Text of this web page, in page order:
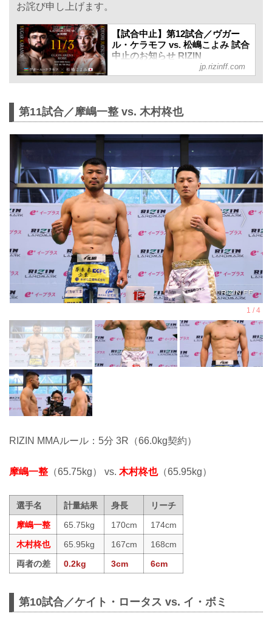
お詫び申し上げます。
【試合中止】第12試合／ヴガー
ル・ケラモフ vs. 松嶋こよみ 試合
中止のお知らせ RIZIN
LANDMARK 12 in KOBE - RIZIN
FIGHTING FEDERATION オフィ
11月3日（月・祝）GLION ARENA
KOBEにて開催されるRIZIN
ヴガール・ケラモフ vs. 松嶋こよみ
は、ケラモフのドクターストップのた
め試合中止となりましたのでお知らせ
いたします。
ケラモフがウィルス性胃腸炎のためド
クターストップ
ヴガール・ケラモフがウィルス性胃腸
炎と診断されドクターストップとなり
ました。よって、ヴガール・ケラモフ
vs. 松嶋こよみの試合は中止となりま
す。
この試合をご期待いただいたファンの
方々には謹ん...
jp.rizinff.com
第11試合／摩嶋一整 vs. 木村柊也
RIZIN MMAルール：5分 3R（66.0kg契約）
摩嶋一整 （65.75kg） vs. 木村柊也（65.95kg）
選手名 計量結果 身長
リーチ
摩嶋一整
65.75kg 170cm
174cm
木村柊也
65.95kg 167cm
168cm
両者の差
0.2kg 3cm 6cm
第10試合／ケイト・ロータス vs. イ・ボミ